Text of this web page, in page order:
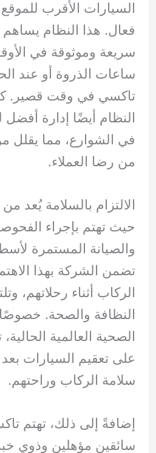
السيارات الأقرب
فعال. هذا النظام
سريعة وموثوقة في
ساعات الذروة أو عند
تاكسي في وقت قصير.
النظام أيضًا إدارة
في الشوارع، مما يقلل
من رضا العملاء.
الالتزام بالسلامة يُعد
حيث تهتم بإجراء
والصيانة المستمرة
تضمن الشركة بهذا
الركاب أثناء رحلاتهم،
النظافة والصحة.
الصحية العالمية
على تعقيم السيارات
سلامة الركاب وراحتهم.
إضافةً إلى ذلك، تهتم
سائقين مؤهلين وذوي